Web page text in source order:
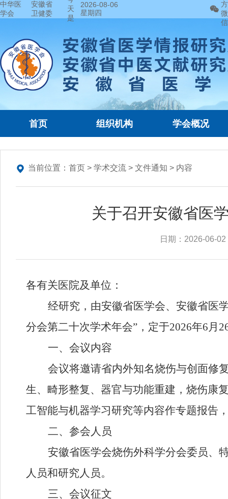
中华医
学会
安徽省
卫健委
天
是
2026-08-06
星期四
方
微
信
首页 组织机构 学会概况
当前位置： 首页 > 学术交流 > 文件通知 > 内容
关于召开安徽省医
日期：2026-06-02
各有关医院及单位：
经研究， 由安徽省医学会、 安徽省医
分会第二十次学术年会” ， 定于2026年6月 2
一、 会议内容
会议将邀请省内外知名烧伤与创面修
生、畸形整复、器官与功能重建 ， 烧伤康
工智能与机器学习研究等内容作专题报告
二、参会人员
安徽省医学会烧伤外科学分会委员、
人员和研究人员。
三、 会议征文